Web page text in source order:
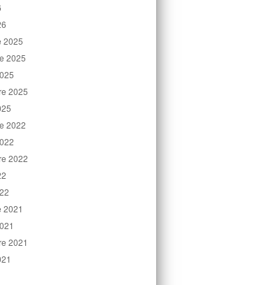
2025
2025
2025
2022
2022
2021
2021